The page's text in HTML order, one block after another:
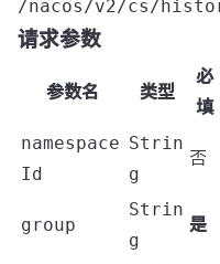
/nacos/v2/cs/
请求参数
参数名 类型
必
填
namespace
Id
Strin
g
否
group
Strin
g
是